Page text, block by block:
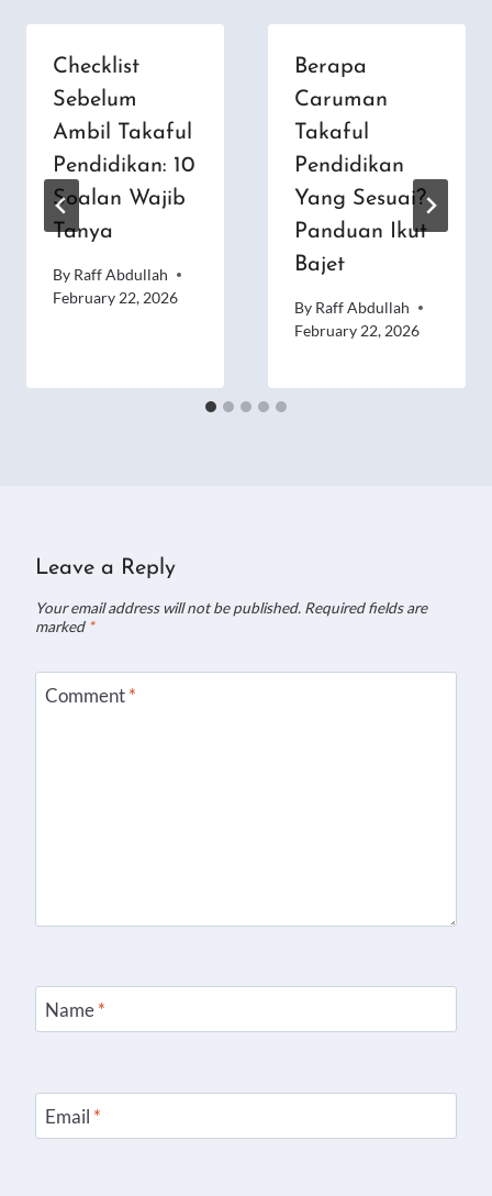
Checklist
Sebelum
Ambil Takaful
Pendidikan: 10
Soalan Wajib
Tanya
By Raff Abdullah
February 22, 2026
Berapa
Caruman
Takaful
Pendidikan
Yang Sesuai?
Panduan Ikut
Bajet
By Raff Abdullah
February 22, 2026
Leave a Reply
Your email address will not be published. Required fields are
marked *
Comment*
Name*
Email *